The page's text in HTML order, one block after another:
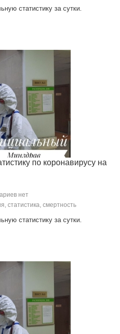
статистику за сутки.
по коронавирусу на
нет
статистика, смертность
статистику за сутки.